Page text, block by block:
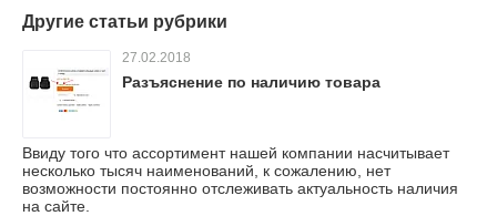
Другие статьи рубрики
27.02.2018
Разъяснение по наличию товара
Ввиду того что ассортимент нашей компании насчитывает
несколько тысяч наименований, к сожалению, нет
возможности постоянно отслеживать актуальность наличия
на сайте.